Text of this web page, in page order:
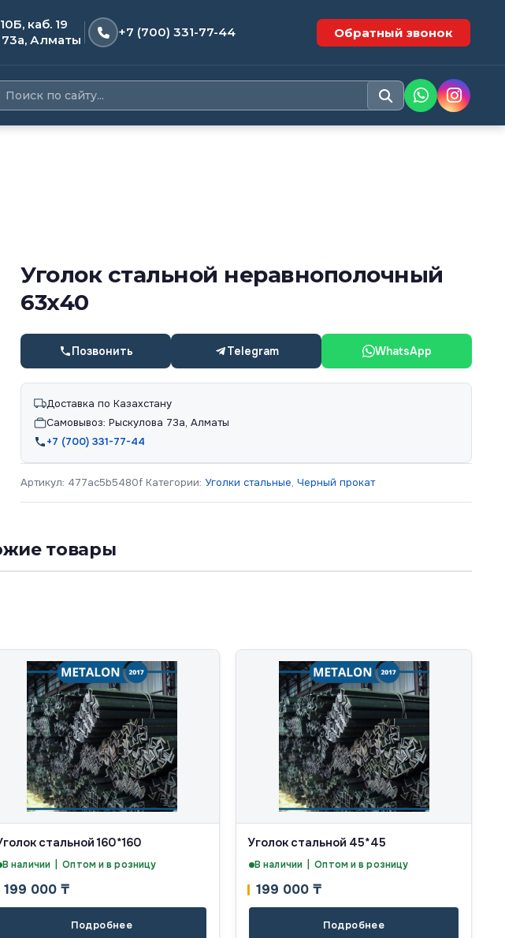
каб. 19
Алматы
+7 (700) 331-77-44 Обратный звонок
Уголок стальной неравнополочный
63х40
Позвонить Telegram WhatsApp
Доставка по Казахстану
Самовывоз: Рыскулова 73а, Алматы
+7 (700) 331-77-44
Артикул: 477ac5b5480f Категории:Уголки стальные,Черный прокат
товары
стальной 160*160
В наличии | Оптом и в розницу
199 000 ₸
Подробнее
Уголок стальной 45*45
В наличии | Оптом и в розницу
199 000 ₸
Подробнее